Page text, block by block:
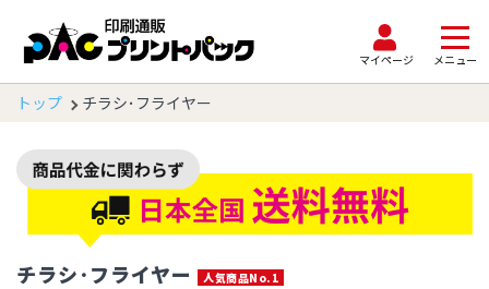
マイページ メニュー
トップ チラシ･フライヤー
チラシ･フライヤー 人気商品No.1